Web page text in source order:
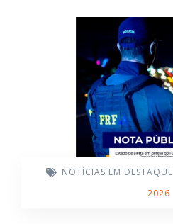
NOTÍCIAS EM DESTAQUE
2026